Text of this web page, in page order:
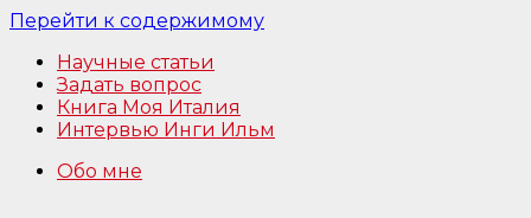
Перейти к содержимому
Научные статьи
Задать вопрос
Книга Моя Италия
Интервью Инги Ильм
Обо мне